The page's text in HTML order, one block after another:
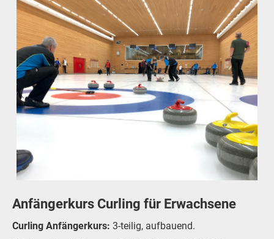
Anfängerkurs Curling für Erwachsene
Curling Anfängerkurs: 3-teilig, aufbauend.